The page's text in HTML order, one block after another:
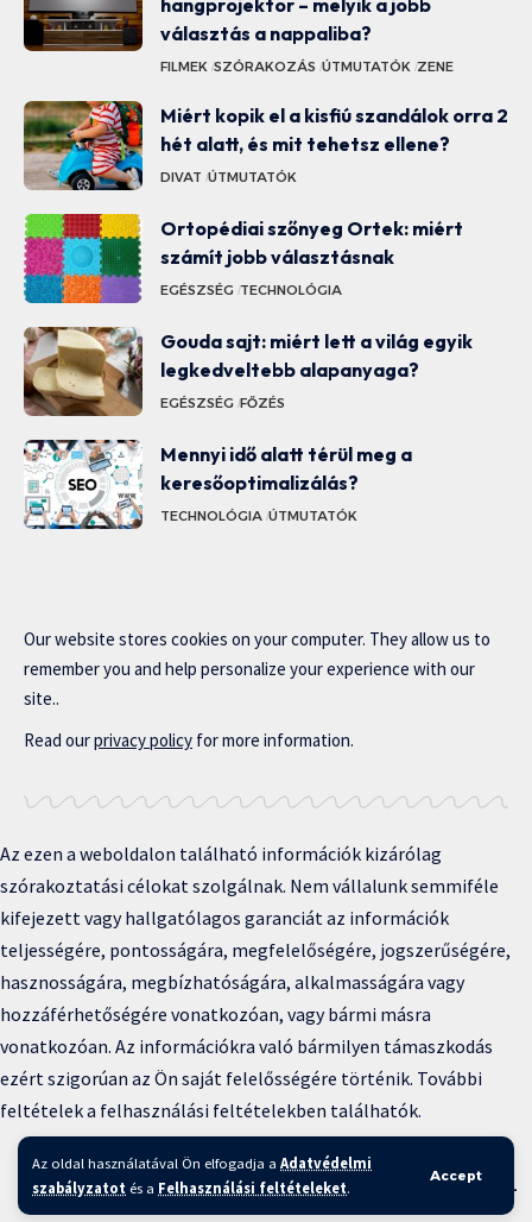
Az oldal használatával Ön elfogadja a Adatvédelmi
szabályzatot és a Felhasználási feltételeket.
Accept
választás a nappaliba?
FILMEK SZÓRAKOZÁS ÚTMUTATÓK ZENE
Miért kopik el a kisfiú szandálok orra 2
hét alatt, és mit tehetsz ellene?
DIVAT ÚTMUTATÓK
Ortopédiai szőnyeg Ortek: miért
számít jobb választásnak
EGÉSZSÉG TECHNOLÓGIA
Gouda sajt: miért lett a világ egyik
legkedveltebb alapanyaga?
EGÉSZSÉG FŐZÉS
Mennyi idő alatt térül meg a
keresőoptimalizálás?
TECHNOLÓGIA ÚTMUTATÓK
Our website stores cookies on your computer. They allow us to
remember you and help personalize your experience with our
site..
Read ourprivacy policy for more information.
Az ezen a weboldalon található információk kizárólag
szórakoztatási célokat szolgálnak. Nem vállalunk semmiféle
kifejezett vagy hallgatólagos garanciát az információk
teljességére, pontosságára, megfelelőségére, jogszerűségére,
hasznosságára, megbízhatóságára, alkalmasságára vagy
hozzáférhetőségére vonatkozóan, vagy bármi másra
vonatkozóan. Az információkra való bármilyen támaszkodás
ezért szigorúan az Ön saját felelősségére történik. További
feltételek a felhasználási feltételekben találhatók.
Copyright © 2025 BFKH.hu
Felhasználási feltételek –Adatvédelmi irányelvek – Kapcsolat –